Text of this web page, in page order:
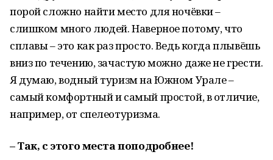
порой сложно найти место для ночёвки –
слишком много людей. Наверное потому, что
сплавы – это как раз просто. Ведь когда плывёшь
вниз по течению, зачастую можно даже не грести.
Я думаю, водный туризм на Южном Урале –
самый комфортный и самый простой, в отличие,
например, от спелеотуризма.
– Так, с этого места поподробнее!